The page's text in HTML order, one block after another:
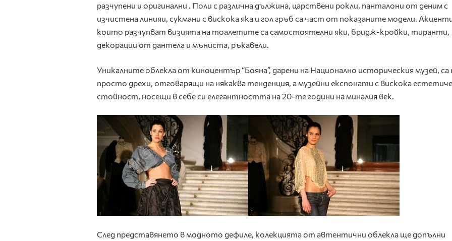
разчупени и оригинални . Поли с различна дължина, царствени рокли, панталони от деним с
изчистена линияи, сукмани с вискока яка и гол гръб са част от показаните модели.
които разчупват визията на тоалетите са самостоятелни яки, бридж-кройки, тиранти,
декорации от дантела и мъниста, ръкавели.
Уникалните облекла от киноцентър “Бояна”, дарени на Национално историческия музей, са
просто дрехи, отговарящи на някаква тенденция, а музейни експонати с вискока
стойност, носещи в себе си елегантността на 20-те години на миналия век.
След представянето в модното дефиле, колекцията от автентични облекла ще допълни